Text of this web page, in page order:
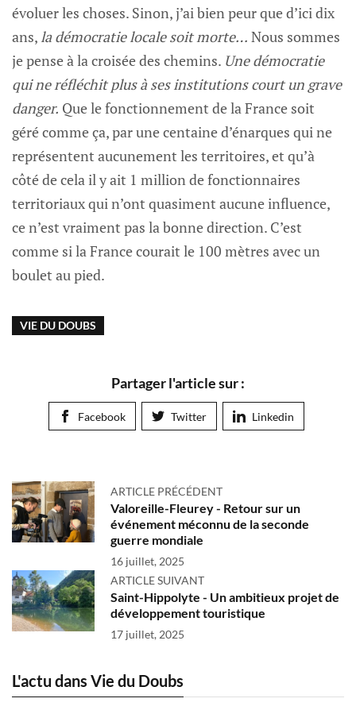
évoluer les choses. Sinon, j’ai bien peur que d’ici dix
ans, la démocratie locale soit morte… Nous sommes
je pense à la croisée des chemins. Une démocratie
qui ne réfléchit plus à ses institutions court un grave
danger. Que le fonctionnement de la France soit
géré comme ça, par une centaine d’énarques qui ne
représentent aucunement les territoires, et qu’à
côté de cela il y ait 1 million de fonctionnaires
territoriaux qui n’ont quasiment aucune influence,
ce n’est vraiment pas la bonne direction. C’est
comme si la France courait le 100 mètres avec un
boulet au pied.
VIE DU DOUBS
Partager l'article sur :
Facebook Twitter Linkedin
ARTICLE PRÉCÉDENT
Valoreille-Fleurey - Retour sur un
événement méconnu de la seconde
guerre mondiale
16 juillet, 2025
ARTICLE SUIVANT
Saint-Hippolyte - Un ambitieux projet de
développement touristique
17 juillet, 2025
L'actu dans Vie du Doubs